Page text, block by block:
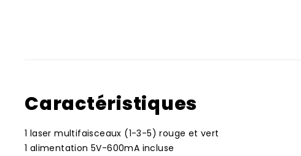
Caractéristiques
1 laser multifaisceaux (1-3-5) rouge et vert
1 alimentation 5V-600mA incluse